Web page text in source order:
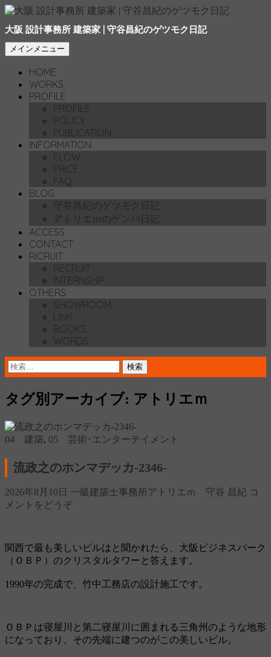
大阪 設計事務所 建築家 | 守谷昌紀のゲツモク日記
検
索
メインメニュー
へ
移
動
HOME
WORKS
PROFILE
PROFILE
POLICY
PUBLICATION
INFORMATION
FLOW
PRICE
FAQ
BLOG
守谷昌紀のゲツモク日記
アトリエｍのゲンバ日記
ACCESS
CONTACT
RICRUIT
RECRUIT
INTERNSHIP
OTHERS
SHOWROOM
LINK
BOOKS
WORDS
検
索:
タグ別アーカイブ: アトリエｍ
04 建築, 05 芸術･エンターテイメント
流政之のホンマデッカ‐2346‐
2026年8月10日 一級建築士事務所アトリエｍ 守谷 昌紀 コ
メントをどうぞ
関西で最も美しいビルはと聞かれたら、大阪ビジネスパーク
（ＯＢＰ）のクリスタルタワーと答えます。
1990年の完成で、竹中工務店の設計施工です。
ＯＢＰは寝屋川と第二寝屋川に囲まれる三角州のような地形
になっており、その先端に建つのがこの美しいビル。